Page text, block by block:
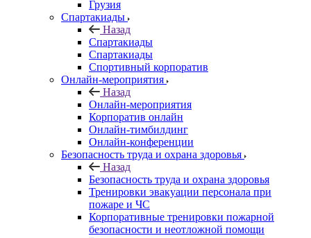
Грузия
Спартакиады
Назад
Спартакиады
Спартакиады
Спортивный корпоратив
Онлайн-мероприятия
Назад
Онлайн-мероприятия
Корпоратив онлайн
Онлайн-тимбилдинг
Онлайн-конференции
Безопасность труда и охрана здоровья
Назад
Безопасность труда и охрана здоровья
Тренировки эвакуации персонала при
пожаре и ЧС
Корпоративные тренировки пожарной
безопасности и неотложной помощи